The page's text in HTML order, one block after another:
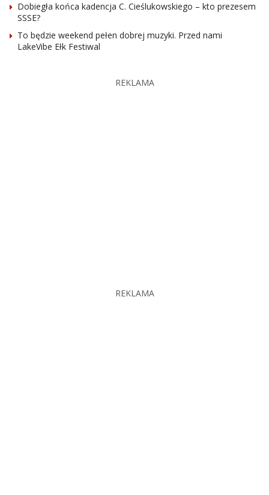
Dobiegła końca kadencja C. Cieślukowskiego – kto prezesem
SSSE?
To będzie weekend pełen dobrej muzyki. Przed nami
LakeVibe Ełk Festiwal
REKLAMA
REKLAMA